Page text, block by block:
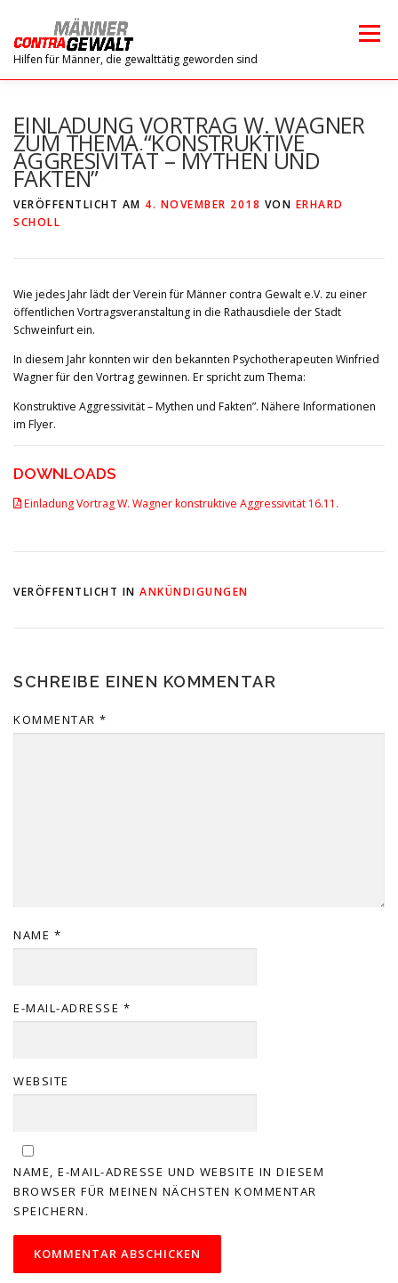
springen
Hilfen für Männer, die gewalttätig geworden sind
Menü
ANTI-AGGRESSIVITÄT
EINLADUNG VORTRAG W. WAGNER
ZUM THEMA “KONSTRUKTIVE
AGGRESIVITÄT – MYTHEN UND
FAKTEN”
VERÖFFENTLICHT AM 4. NOVEMBER 2018 VON ERHARD
SCHOLL
Wie jedes Jahr lädt der Verein für Männer contra Gewalt e.V. zu einer
öffentlichen Vortragsveranstaltung in die Rathausdiele der Stadt
Schweinfurt ein.
In diesem Jahr konnten wir den bekannten Psychotherapeuten Winfried
Wagner für den Vortrag gewinnen. Er spricht zum Thema:
Konstruktive Aggressivität – Mythen und Fakten”. Nähere Informationen
im Flyer.
DOWNLOADS
Einladung Vortrag W. Wagner konstruktive Aggressivität 16.11.
VERÖFFENTLICHT IN ANKÜNDIGUNGEN
SCHREIBE EINEN KOMMENTAR
KOMMENTAR *
NAME *
E-MAIL-ADRESSE *
WEBSITE
NAME, E-MAIL-ADRESSE UND WEBSITE IN DIESEM
BROWSER FÜR MEINEN NÄCHSTEN KOMMENTAR
SPEICHERN.